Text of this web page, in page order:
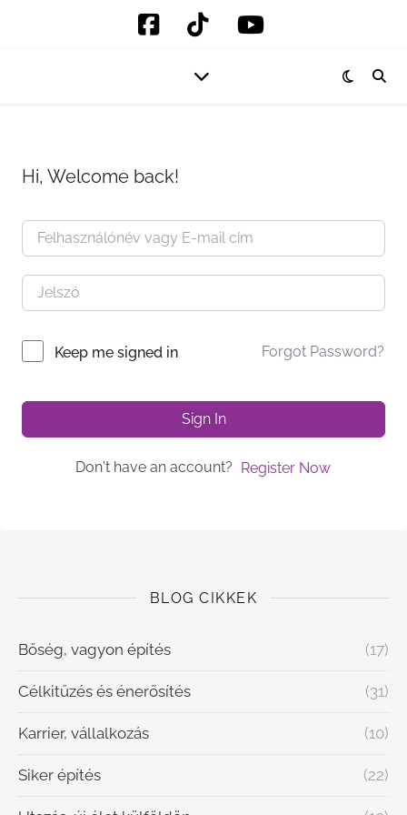
Hi, Welcome back!
Keep me signed in Forgot Password?
Sign In
Don't have an account? Register Now
BLOG CIKKEK
Bőség, vagyon építés (17)
Célkitűzés és énerősítés (31)
Karrier, vállalkozás (10)
Siker építés (22)